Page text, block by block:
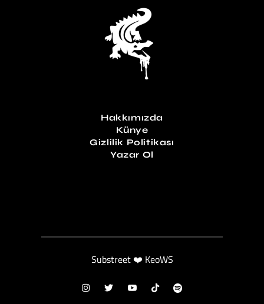
Hakkımızda
Künye
Gizlilik Politikası
Yazar Ol
Substreet ❤️ KeoWS